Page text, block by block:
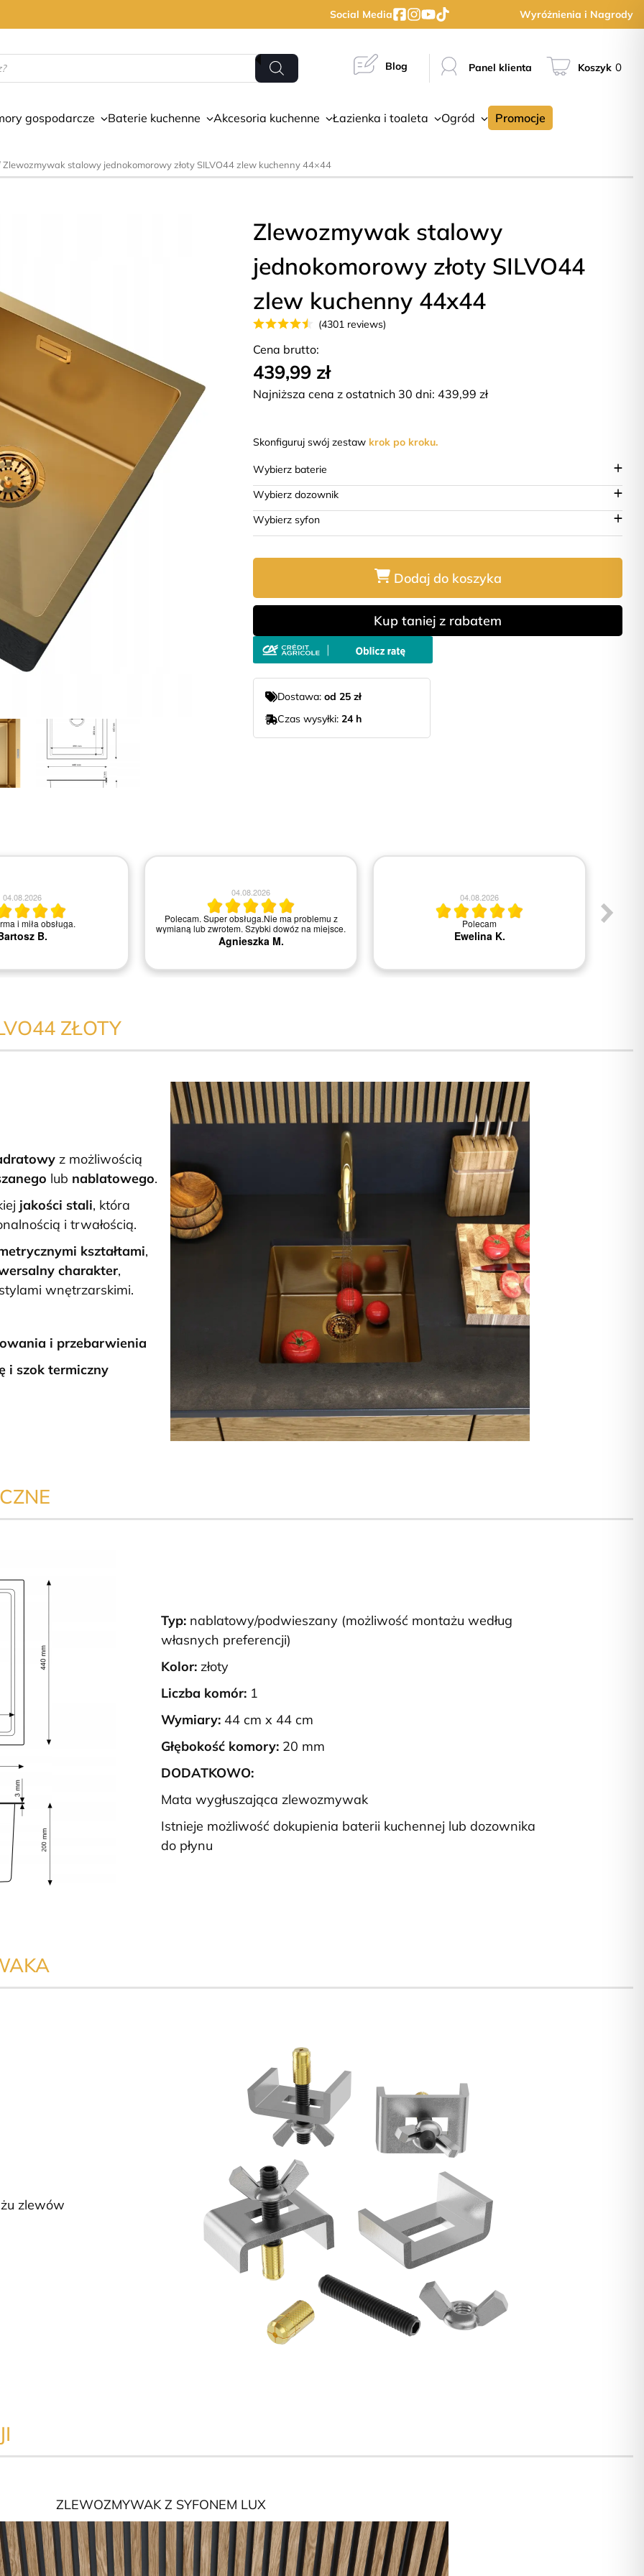
Social Media Wyróżnienia i Nagrody
Blog Panel klienta Koszyk 0
gospodarcze Baterie kuchenne Akcesoria kuchenne Łazienka i toaleta Ogród Promocje
Zlewozmywak stalowy jednokomorowy złoty SILVO44 zlew kuchenny 44×44
Zlewozmywak stalowy
jednokomorowy złoty SILVO44
zlew kuchenny 44x44
(4301 reviews)
Cena brutto:
439,99 zł
Najniższa cena z ostatnich 30 dni:439,99zł
Skonfiguruj swój zestaw krok po kroku.
Wybierz baterie
Wybierz dozownik
Wybierz syfon
Dodaj do koszyka
Kup taniej z rabatem
Dostawa:od 25 zł
Czas wysyłki:24 h
04.08.2026
i miła obsługa.
B.
04.08.2026
Polecam. Super obsługa.Nie ma problemu z
wymianą lub zwrotem. Szybki dowóz na miejsce.
Agnieszka M.
04.08.2026
Polecam
Ewelina K.
ZŁOTY
z możliwością
lub nablatowego.
jakości stali, która
i trwałością.
kształtami,
charakter,
wnętrzarskimi.
i przebarwienia
i szok termiczny
Typ: nablatowy/podwieszany (możliwość montażu według
własnych preferencji)
Kolor: złoty
Liczba komór: 1
Wymiary: 44 cm x 44 cm
Głębokość komory: 20 mm
DODATKOWO:
Mata wygłuszająca zlewozmywak
Istnieje możliwość dokupienia baterii kuchennej lub dozownika
do płynu
zlewów
ZLEWOZMYWAK Z SYFONEM LUX